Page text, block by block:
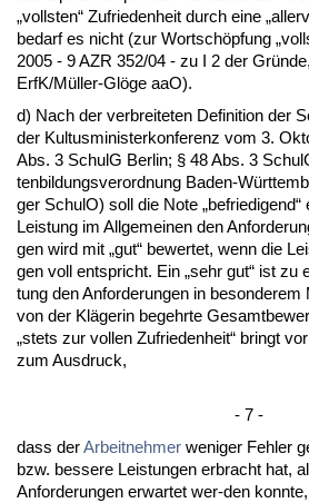
„volls­ten“ Zu­frie­den­heit durch ei­ne
be­darf es nicht (zur Wortschöpfung
2005 - 9 AZR 352/04 - zu I 2 der
ErfK/Müller-Glöge aaO).
d) Nach der ver­brei­te­ten De­fi­ni­ti­on der
der Kul­tus­mi­nis­ter­kon­fe­renz vom 3.
Abs. 3 SchulG Ber­lin; § 48 Abs. 3
ten­bil­dungs­ver­ord­nung Ba­den-
ger SchulO) soll die No­te
Leis­tung im All­ge­mei­nen den
gen wird mit „gut“ be­wer­tet, wenn die
gen voll ent­spricht. Ein „sehr gut“ ist
tung den An­for­de­run­gen in
von der Kläge­rin be­gehr­te
„stets zur vol­len Zu­frie­den­heit“ bringt
zum Aus­druck,
- 7 -
dass derAr­beit­neh­mer we­ni­ger Feh­ler
bzw. bes­se­re Leis­tun­gen er­bracht hat,
An­for­de­run­gen er­war­tet wer-den